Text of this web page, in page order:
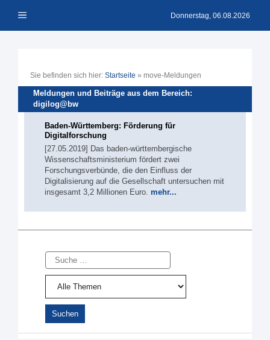
Inhalt Menü Donnerstag, 06.08.2026
Sie befinden sich hier: Startseite » move-Meldungen
Meldungen und Beiträge aus dem Bereich:
digilog@bw
Baden-Württemberg: Förderung für
Digitalforschung
[27.05.2019] Das baden-württembergische
Wissenschaftsministerium fördert zwei
Forschungsverbünde, die den Einfluss der
Digitalisierung auf die Gesellschaft untersuchen mit
insgesamt 3,2 Millionen Euro. mehr...
Suche